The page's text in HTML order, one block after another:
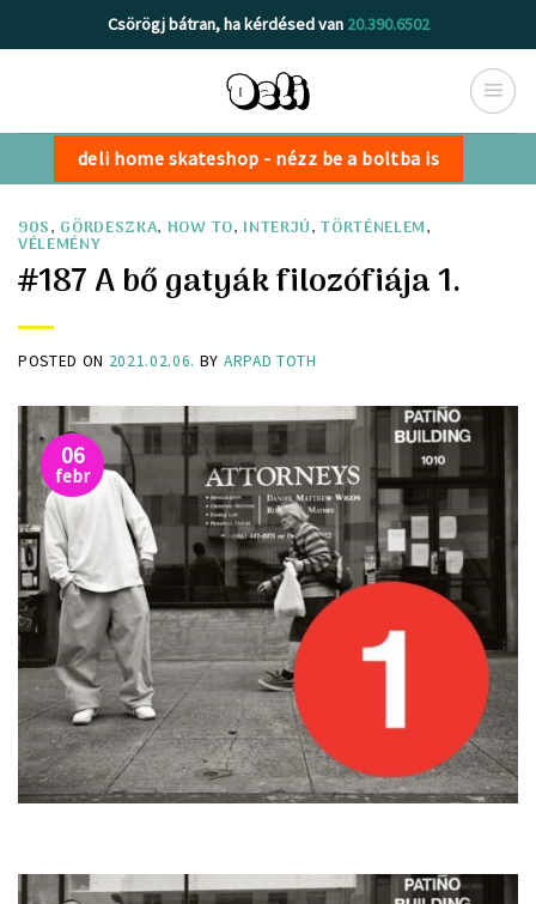
to
Csörögj bátran, ha kérdésed van 20.390.6502
deli home skateshop - nézz be a boltba is
90S, GÖRDESZKA, HOW TO, INTERJÚ,TÖRTÉNELEM,
VÉLEMÉNY
#187 A bő gatyák filozófiája 1.
POSTED ON 2021.02.06. BY ARPAD TOTH
06
febr